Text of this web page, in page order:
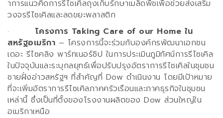
าการแนวคิดการรีไซเคิลถุงเก็บรักษาเมล็ดพืชเพื่อช่วยส่งเสริม
วงจรรีไซเคิลและลดขยะพลาสติก
·
โครงการ Taking Care of our Home ใน
สหรัฐอเมริกา – โครงการนี้จะร่วมกับองค์กรพัฒนาเอกชน
เดอะ รีไซคลิง พาร์ทเนอร์ชิป ในการประเมินภูมิทัศน์การรีไซเคิล
ในปัจจุบันและระบุกลยุทธ์เพื่อปรับปรุงอัตราการรีไซเคิลในชุมชน
ชายฝั่งอ่าวสหรัฐฯ ที่สําคัญที่ Dow ดําเนินงาน โดยมีเป้าหมาย
ที่จะเพิ่มอัตราการรีไซเคิลภาคครัวเรือนและภาคธุรกิจในชุมชน
เหล่านี้ ซึ่งเป็นที่ตั้งของโรงงานผลิตของ Dow ส่วนใหญ่ใน
อเมริกาเหนือ